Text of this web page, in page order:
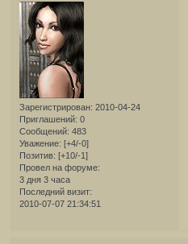
Зарегистрирован: 2010-04-24
Приглашений: 0
Сообщений: 483
Уважение: [+4/-0]
Позитив: [+10/-1]
Провел на форуме:
3 дня 3 часа
Последний визит:
2010-07-07 21:34:51